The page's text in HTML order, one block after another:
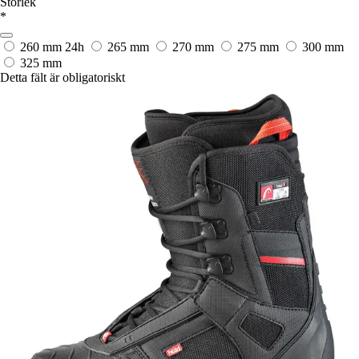
*
260 mm 24h 265 mm 270 mm 275 mm
300 mm
325 mm
Detta fält är obligatoriskt